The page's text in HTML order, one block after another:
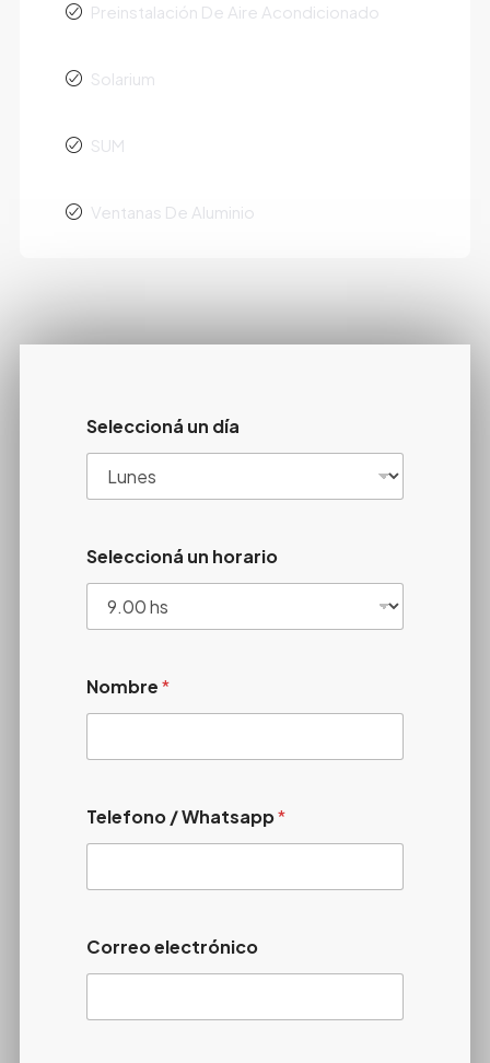
Preinstalación De Aire Acondicionado
Solarium
SUM
Ventanas De Aluminio
Seleccioná un día
Seleccioná un horario
Nombre*
Telefono / Whatsapp*
Correo electrónico